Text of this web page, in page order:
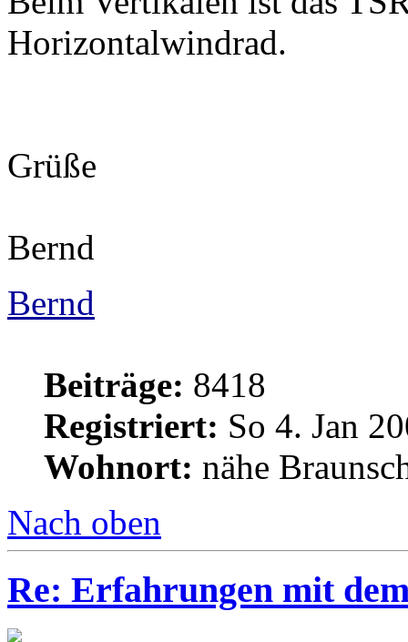
Horizontalwindrad.
Grüße
Bernd
Bernd
Beiträge: 8418
Registriert: So 4. Jan
Wohnort: nähe
Nach oben
Re: Erfahrungen mit